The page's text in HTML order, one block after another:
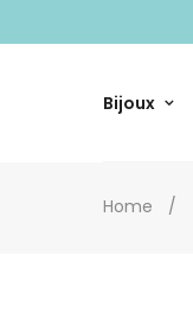
Bijoux
Home